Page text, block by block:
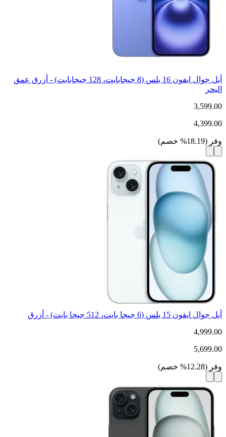
أبل جوال ايفون 16 بلس (8 جيجابايت، 128 جيجابايت) - أزرق عمق
البحر
3,599.00
4,399.00
وفر (
18.19
% خصم)
أبل جوال ايفون 15 بلس (6 جيجا بايت، 512 جيجا بايت) - أزرق
4,999.00
5,699.00
وفر (
12.28
% خصم)